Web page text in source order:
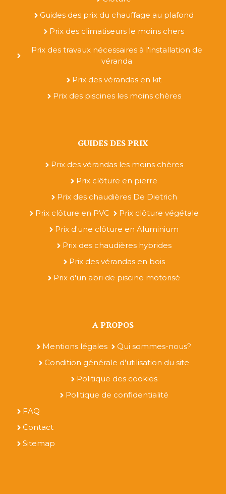
Guides des prix du chauffage au plafond
Prix des climatiseurs le moins chers
Prix des travaux nécessaires à l'installation de
véranda
Prix des vérandas en kit
Prix des piscines les moins chères
GUIDES DES PRIX
Prix des vérandas les moins chères
Prix clôture en pierre
Prix des chaudières De Dietrich
Prix clôture en PVC
Prix clôture végétale
Prix d'une clôture en Aluminium
Prix des chaudières hybrides
Prix des vérandas en bois
Prix d'un abri de piscine motorisé
A PROPOS
Mentions légales
Qui sommes-nous?
Condition générale d'utilisation du site
Politique des cookies
Politique de confidentialité
FAQ
Contact
Sitemap